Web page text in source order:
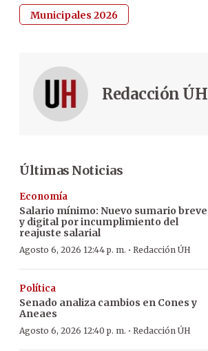
Municipales 2026
Redacción ÚH
Últimas Noticias
Economía
Salario mínimo: Nuevo sumario breve
y digital por incumplimiento del
reajuste salarial
Agosto 6, 2026 12:44 p. m. · Redacción ÚH
Política
Senado analiza cambios en Cones y
Aneaes
Agosto 6, 2026 12:40 p. m. · Redacción ÚH